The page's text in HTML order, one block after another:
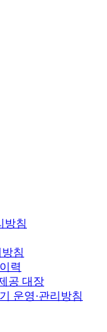
방침
침
력
공 대장
운영·관리방침